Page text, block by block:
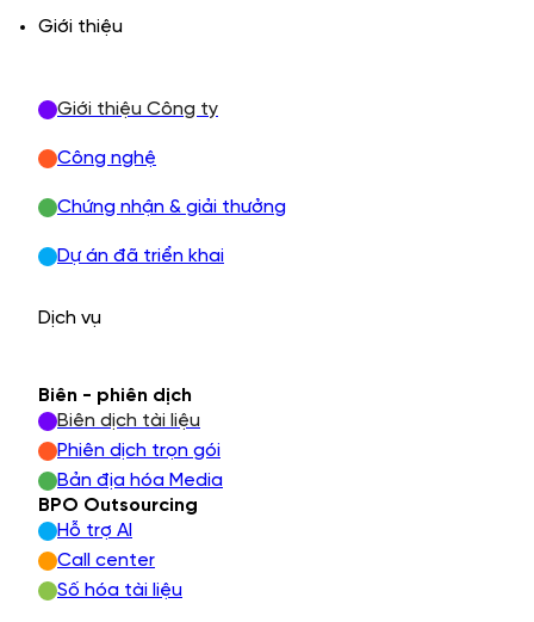
Giới thiệu
Giới thiệu Công ty
Công nghệ
Chứng nhận & giải thưởng
Dự án đã triển khai
Dịch vụ
Biên - phiên dịch
Biên dịch tài liệu
Phiên dịch trọn gói
Bản địa hóa Media
BPO Outsourcing
Hỗ trợ AI
Call center
Số hóa tài liệu